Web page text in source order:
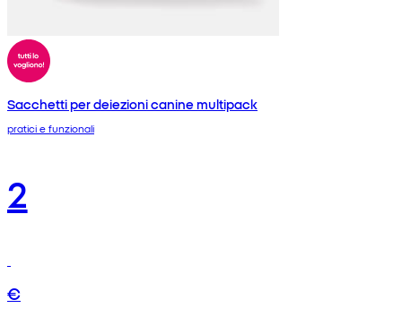
Sacchetti per deiezioni canine multipack
pratici e funzionali
2
€